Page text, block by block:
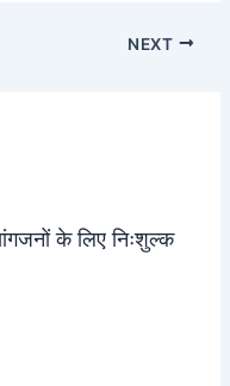
NEXT
के लिए निःशुल्क